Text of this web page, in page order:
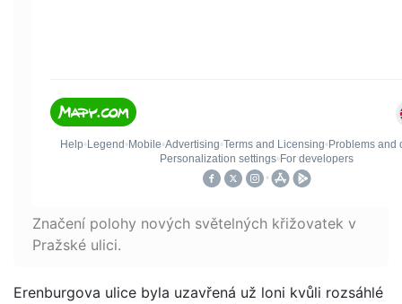
Značení polohy nových světelných křižovatek v
Pražské ulici.
Erenburgova ulice byla uzavřená už loni kvůli rozsáhlé